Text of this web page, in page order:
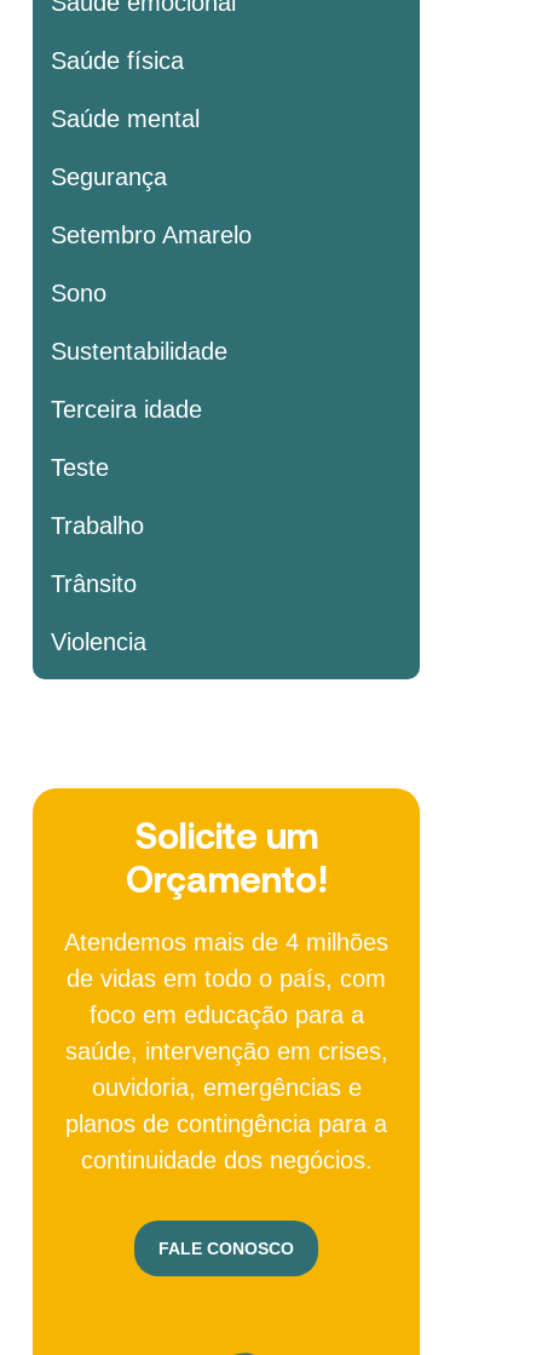
Saúde física
Saúde mental
Segurança
Setembro Amarelo
Sono
Sustentabilidade
Terceira idade
Teste
Trabalho
Trânsito
Violencia
Solicite um
Orçamento!
Atendemos mais de 4 milhões
de vidas em todo o país, com
foco em educação para a
saúde, intervenção em crises,
ouvidoria, emergências e
planos de contingência para a
continuidade dos negócios.
FALE CONOSCO